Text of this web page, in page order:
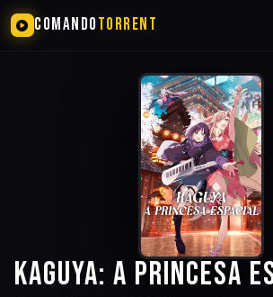
COMANDOTORRENT
Kaguya: A Princesa